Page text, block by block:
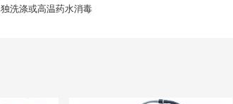
洗涤或高温药水消毒